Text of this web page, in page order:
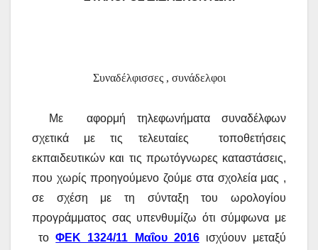
Συναδέλφισσες , συνάδελφοι
Με αφορμή τηλεφωνήματα συναδέλφων
σχετικά με τις τελευταίες τοποθετήσεις
εκπαιδευτικών και τις πρωτόγνωρες καταστάσεις,
που χωρίς προηγούμενο ζούμε στα σχολεία μας ,
σε σχέση με τη σύνταξη του ωρολογίου
προγράμματος σας υπενθυμίζω ότι σύμφωνα με
τοΦΕΚ 1324/11 Μαΐου 2016ισχύουν μεταξύ